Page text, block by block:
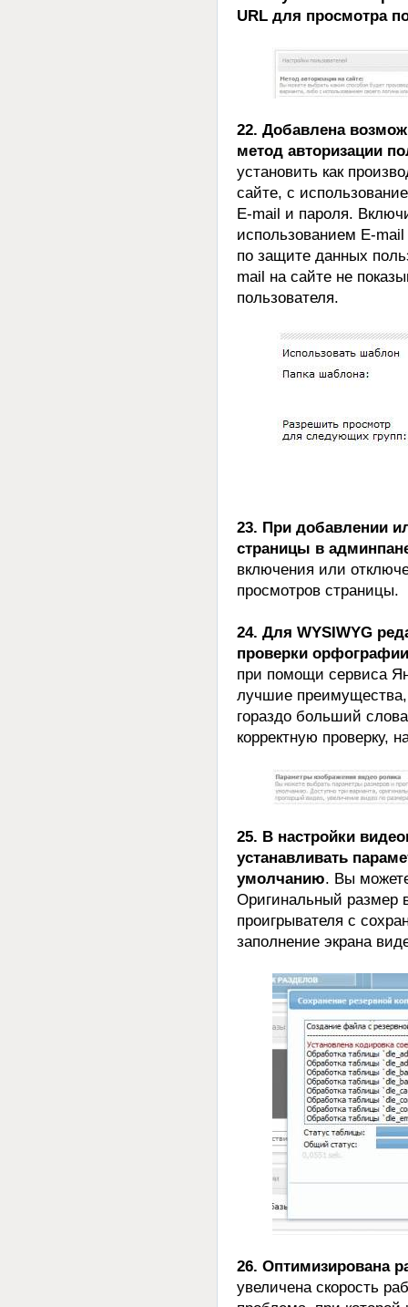
URL для просмотра
22. Добавлена
метод авторизации
установить как
сайте, с
E-mail и пароля.
использованием E-
по защите данных
mail на сайте не
пользователя.
23. При добавлении
страницы в
включения или
просмотров страницы.
24. Для WYSIWYG
проверки орфографии
при помощи сервиса
лучшие
гораздо больший
корректную проверку,
25. В настройки
устанавливать
умолчанию. Вы
Оригинальный размер
проигрывателя с
заполнение экрана
26. Оптимизирована
увеличена скорость